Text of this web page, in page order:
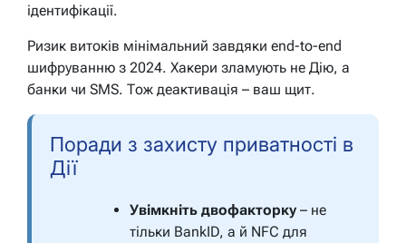
ідентифікації.
Ризик витоків мінімальний завдяки end-to-end
шифруванню з 2024. Хакери зламують не Дію, а
банки чи SMS. Тож деактивація – ваш щит.
Поради з захисту приватності в
Дії
Увімкніть двофакторку – не
тільки BankID, а й NFC для